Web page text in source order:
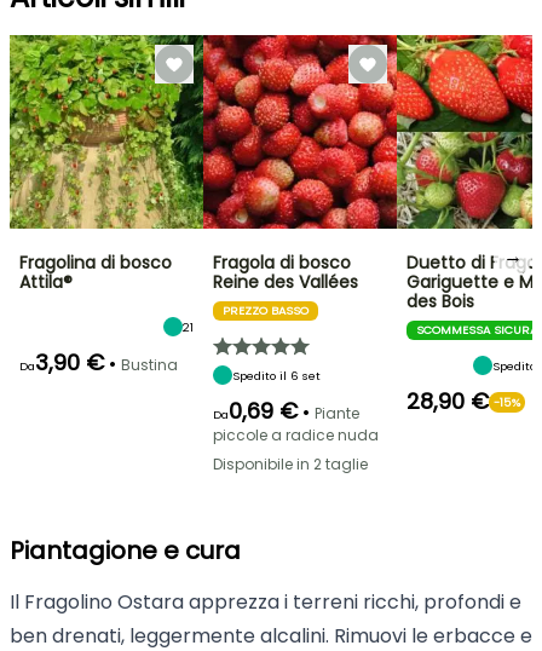
Fragolina di bosco
Attila®
21
Da3,90 € • Bustina
Fragola di bosco
Reine des Vallées
PREZZO BASSO
Spedito il 6 set
Da0,69 € • Piante
piccole a radice nuda
Disponibile in 2 taglie
Duetto di
Gariguette e
des Bois
SCOMMESSA SICURA
Spedito
28,90 € -15%
→
Piantagione e cura
Il Fragolino Ostara apprezza i terreni ricchi, profondi e
ben drenati, leggermente alcalini. Rimuovi le erbacce e